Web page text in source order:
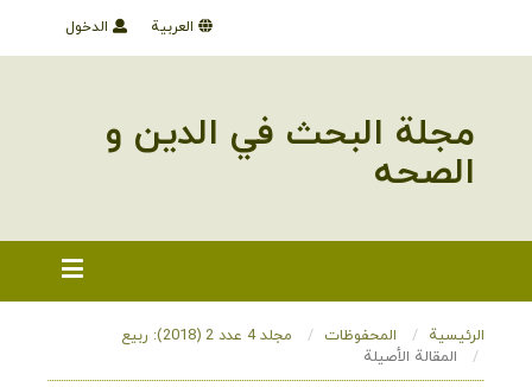
الدخول العربية
مجلة البحث في الدین و
الصحه
الرئيسية المحفوظات
مجلد 4 عدد 2 (2018): ربیع
المقالة الأصيلة